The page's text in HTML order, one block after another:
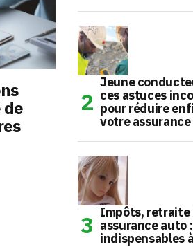
de
Jeune
ces astuces
pour réduire
votre
Impôts, retraite
assurance auto
indispensables